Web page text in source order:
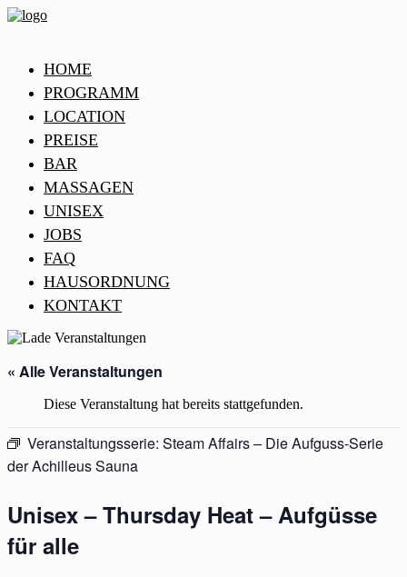
HOME
PROGRAMM
LOCATION
PREISE
BAR
MASSAGEN
UNISEX
JOBS
FAQ
HAUSORDNUNG
KONTAKT
« Alle Veranstaltungen
Diese Veranstaltung hat bereits stattgefunden.
Veranstaltungsserie: Steam Affairs – Die Aufguss-Serie
der Achilleus Sauna
Unisex – Thursday Heat – Aufgüsse
für alle